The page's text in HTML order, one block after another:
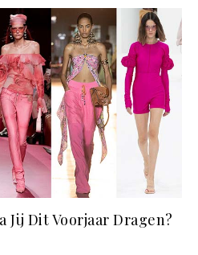
Jij Dit Voorjaar Dragen?